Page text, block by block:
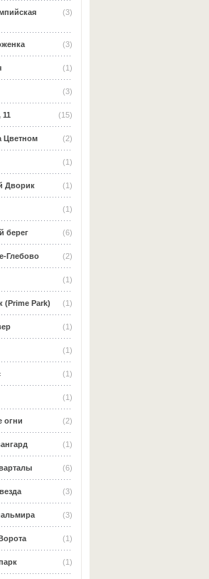
(3)
(3)
(1)
(3)
(15)
(2)
Цветном
(1)
(1)
Дворик
(1)
(6)
берег
(2)
Глебово
(1)
(1)
Park)
(1)
(1)
(1)
(1)
(2)
огни
(1)
(6)
(3)
(3)
(1)
(1)